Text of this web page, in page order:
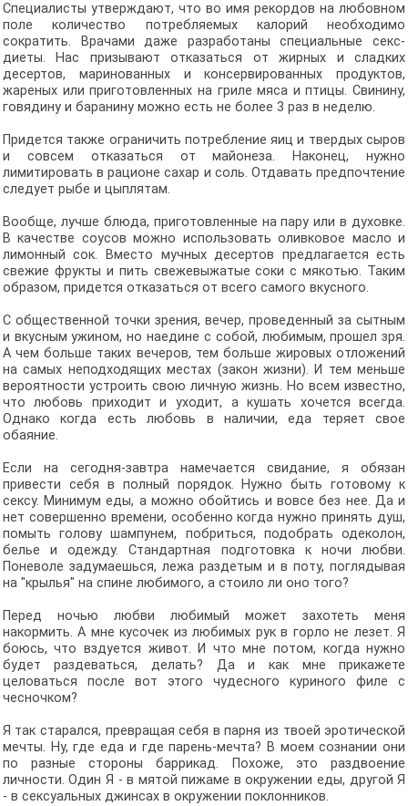
Специалисты утверждают, что во имя рекордов на любовном
поле количество потребляемых калорий необходимо
сократить. Врачами даже разработаны специальные секс-
диеты. Нас призывают отказаться от жирных и сладких
десертов, маринованных и консервированных продуктов,
жареных или приготовленных на гриле мяса и птицы. Свинину,
говядину и баранину можно есть не более 3 раз в неделю.
Придется также ограничить потребление яиц и твердых сыров
и совсем отказаться от майонеза. Наконец, нужно
лимитировать в рационе сахар и соль. Отдавать предпочтение
следует рыбе и цыплятам.
Вообще, лучше блюда, приготовленные на пару или в духовке.
В качестве соусов можно использовать оливковое масло и
лимонный сок. Вместо мучных десертов предлагается есть
свежие фрукты и пить свежевыжатые соки с мякотью. Таким
образом, придется отказаться от всего самого вкусного.
С общественной точки зрения, вечер, проведенный за сытным
и вкусным ужином, но наедине с собой, любимым, прошел зря.
А чем больше таких вечеров, тем больше жировых отложений
на самых неподходящих местах (закон жизни). И тем меньше
вероятности устроить свою личную жизнь. Но всем известно,
что любовь приходит и уходит, а кушать хочется всегда.
Однако когда есть любовь в наличии, еда теряет свое
обаяние.
Если на сегодня-завтра намечается свидание, я обязан
привести себя в полный порядок. Нужно быть готовому к
сексу. Минимум еды, а можно обойтись и вовсе без нее. Да и
нет совершенно времени, особенно когда нужно принять душ,
помыть голову шампунем, побриться, подобрать одеколон,
белье и одежду. Стандартная подготовка к ночи любви.
Поневоле задумаешься, лежа раздетым и в поту, поглядывая
на "крылья" на спине любимого, а стоило ли оно того?
Перед ночью любви любимый может захотеть меня
накормить. А мне кусочек из любимых рук в горло не лезет. Я
боюсь, что вздуется живот. И что мне потом, когда нужно
будет раздеваться, делать? Да и как мне прикажете
целоваться после вот этого чудесного куриного филе с
чесночком?
Я так старался, превращая себя в парня из твоей эротической
мечты. Ну, где еда и где парень-мечта? В моем сознании они
по разные стороны баррикад. Похоже, это раздвоение
личности. Один Я - в мятой пижаме в окружении еды, другой Я
- в сексуальных джинсах в окружении поклонников.